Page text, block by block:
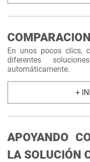
En unos pocos clics,
diferentes
automáticamente.
+
APOYANDO
LA SOLUCIÓN